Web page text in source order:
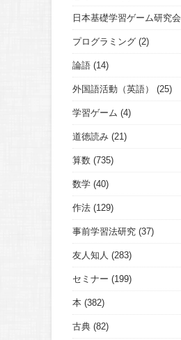
日本基礎学習ゲーム研究会
プログラミング (2)
論語 (14)
外国語活動（英語） (25)
学習ゲーム (4)
道徳読み (21)
算数 (735)
数学 (40)
作法 (129)
事前学習法研究 (37)
友人知人 (283)
セミナー (199)
本 (382)
古典 (82)